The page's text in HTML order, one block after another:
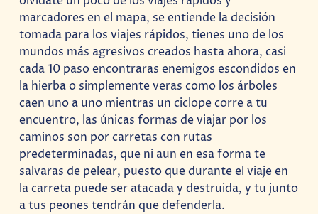
marcadores en el mapa, se entiende la decisión
tomada para los viajes rápidos, tienes uno de los
mundos más agresivos creados hasta ahora, casi
cada 10 paso encontraras enemigos escondidos en
la hierba o simplemente veras como los árboles
caen uno a uno mientras un ciclope corre a tu
encuentro, las únicas formas de viajar por los
caminos son por carretas con rutas
predeterminadas, que ni aun en esa forma te
salvaras de pelear, puesto que durante el viaje en
la carreta puede ser atacada y destruida, y tu junto
a tus peones tendrán que defenderla.